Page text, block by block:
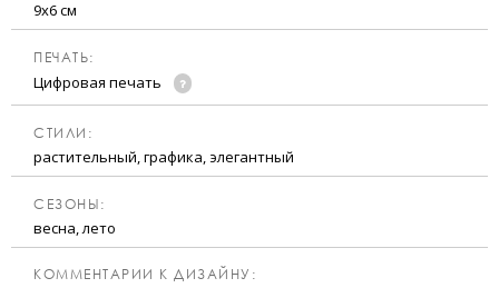
9х6 см
ПЕЧАТЬ:
Цифровая печать
CТИЛИ:
растительный, графика, элегантный
CЕЗОНЫ:
весна, лето
КОММЕНТАРИИ К ДИЗАЙНУ: